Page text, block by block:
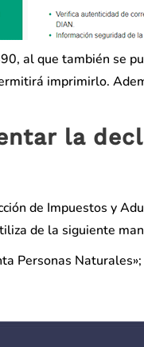
al que también se
imprimirlo.
la
de Impuestos y
de la siguiente
Personas Naturales»;